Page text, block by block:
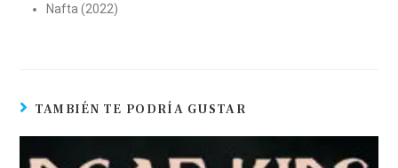
Nafta (2022)
TAMBIÉN TE PODRÍA GUSTAR